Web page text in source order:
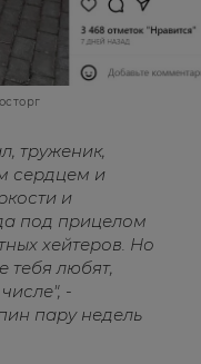
труженик,
сердцем и
и
под прицелом
хейтеров. Но
тебя любят,
-
пару недель